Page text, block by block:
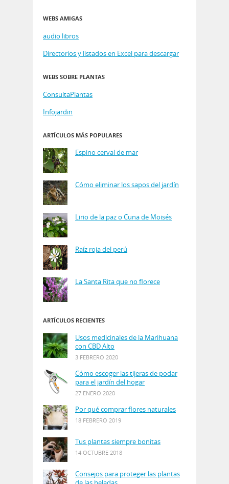
WEBS AMIGAS
audio libros
Directorios y listados en Excel para descargar
WEBS SOBRE PLANTAS
ConsultaPlantas
Infojardin
ARTÍCULOS MÁS POPULARES
Espino cerval de mar
Cómo eliminar los sapos del jardín
Lirio de la paz o Cuna de Moisés
Raíz roja del perú
La Santa Rita que no florece
ARTÍCULOS RECIENTES
Usos medicinales de la Marihuana
con CBD Alto
3 FEBRERO 2020
Cómo escoger las tijeras de podar
para el jardín del hogar
27 ENERO 2020
Por qué comprar flores naturales
18 FEBRERO 2019
Tus plantas siempre bonitas
14 OCTUBRE 2018
Consejos para proteger las plantas